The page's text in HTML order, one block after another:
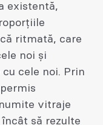
existentă,
ritmată, care
noi și
cele noi. Prin
vitraje
să rezulte